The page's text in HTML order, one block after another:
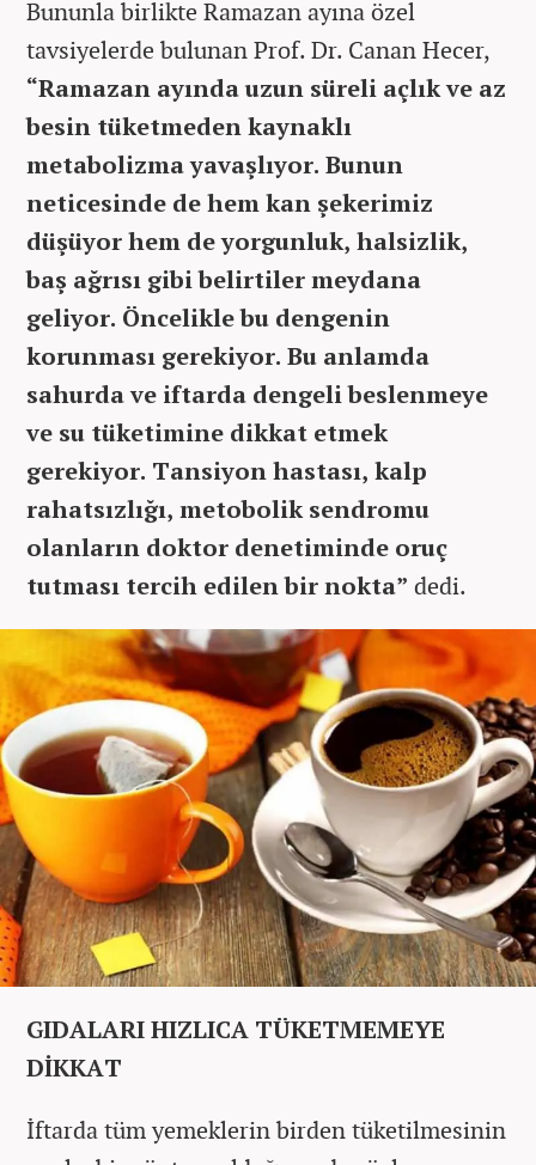
Bununla birlikte Ramazan ayına özel
tavsiyelerde bulunan Prof. Dr. Canan Hecer,
“Ramazan ayında uzun süreli açlık ve az
besin tüketmeden kaynaklı
metabolizma yavaşlıyor. Bunun
neticesinde de hem kan şekerimiz
düşüyor hem de yorgunluk, halsizlik,
baş ağrısı gibi belirtiler meydana
geliyor. Öncelikle bu dengenin
korunması gerekiyor. Bu anlamda
sahurda ve iftarda dengeli beslenmeye
ve su tüketimine dikkat etmek
gerekiyor. Tansiyon hastası, kalp
rahatsızlığı, metobolik sendromu
olanların doktor denetiminde oruç
tutması tercih edilen bir nokta” dedi.
GIDALARI HIZLICA TÜKETMEMEYE
DİKKAT
İftarda tüm yemeklerin birden tüketilmesinin